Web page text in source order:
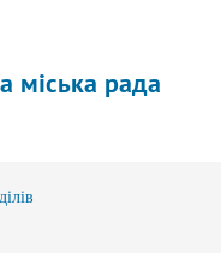
міська рада